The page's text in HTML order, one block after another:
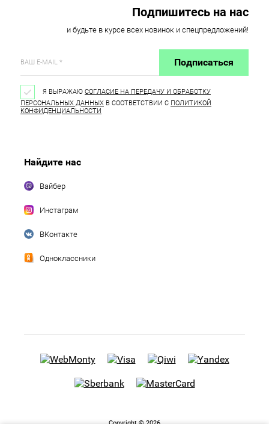
Найдите нас
Вайбер
Инстаграм
ВКонтакте
Одноклассники
Подпишитесь на нас
и будьте в курсе всех новинок и спецпредложений!
Я ВЫРАЖАЮ СОГЛАСИЕ НА ПЕРЕДАЧУ И ОБРАБОТКУ
ПЕРСОНАЛЬНЫХ ДАННЫХ В СООТВЕТСТВИИ С ПОЛИТИКОЙ
КОНФИДЕНЦИАЛЬНОСТИ
Подписаться